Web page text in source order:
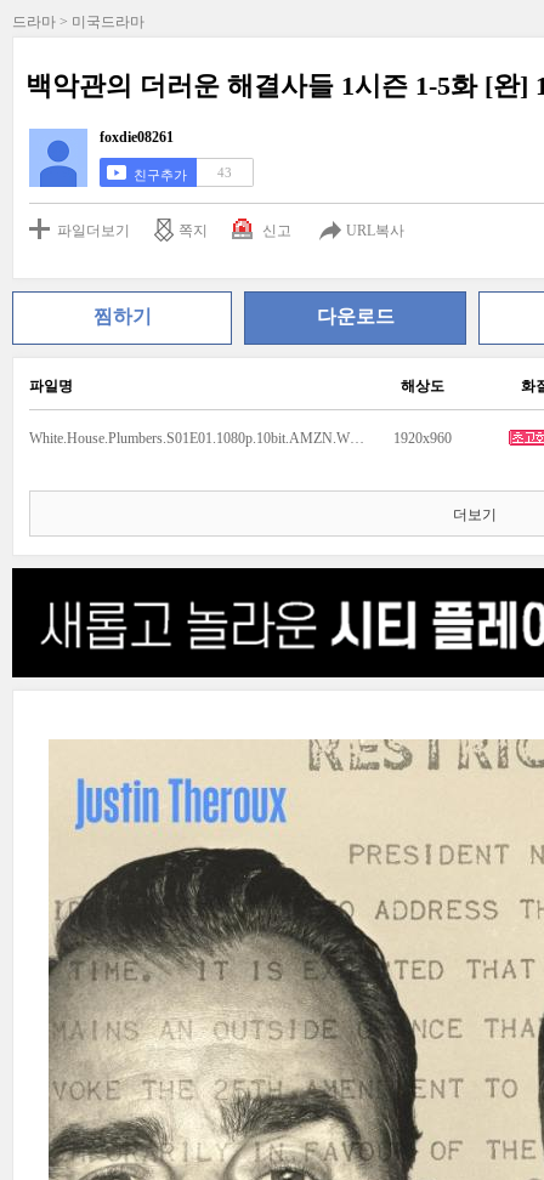
드라마 > 미국드라마
백악관의 더러운 해결사들 1시즌 1-5화 [완]
foxdie08261
친구추가 43
파일더보기 쪽지 신고 URL복사
찜하기 다운로드
파일명 해상도 화
White.House.Plumbers.S01E01.1080p.10bit.AMZN.WEB-DL.DDP5.1.HEVC-Vyndros.mp4 1920x960
더보기